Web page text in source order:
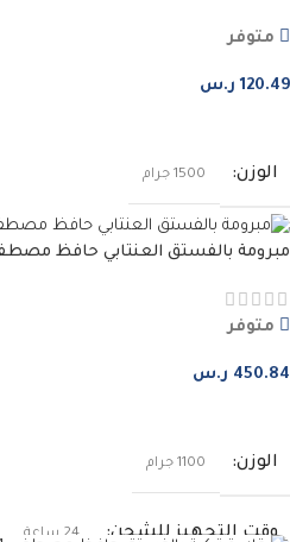
متوفر
120.49 ر.س
الوزن 1500 جرام
مبرومة بالفستق العنتابي حافظ
متوفر
450.84 ر.س
الوزن 1100 جرام
وقت التجهيز للشحن 24 ساعة